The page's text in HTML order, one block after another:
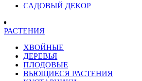
САДОВЫЙ ДЕКОР
РАСТЕНИЯ
ХВОЙНЫЕ
ДЕРЕВЬЯ
ПЛОДОВЫЕ
ВЬЮЩИЕСЯ РАСТЕНИЯ